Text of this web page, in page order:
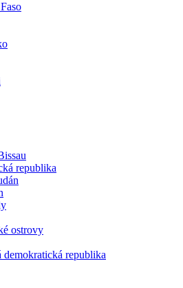
republika
ostrovy
demokratická republika